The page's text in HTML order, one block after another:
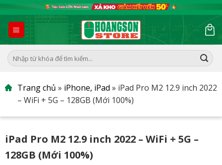
to
content
Tìm
kiếm:
Trang chủ » iPhone, iPad » iPad Pro M2 12.9 inch 2022
– WiFi + 5G – 128GB (Mới 100%)
iPad Pro M2 12.9 inch 2022 – WiFi + 5G –
128GB (Mới 100%)